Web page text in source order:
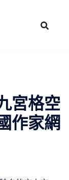
宮格空
作家網